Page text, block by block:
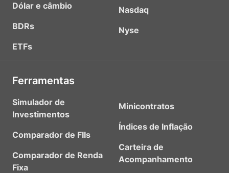
Dólar e câmbio
BDRs
ETFs
Nasdaq
Nyse
Ferramentas
Simulador de
Investimentos
Comparador de FIIs
Comparador de Renda
Fixa
Minicontratos
Índices de Inflação
Carteira de
Acompanhamento